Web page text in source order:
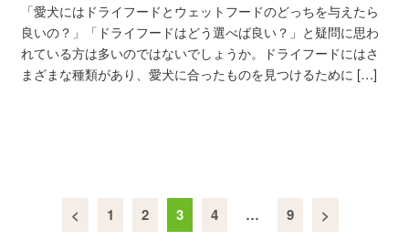
「愛犬にはドライフードとウェットフードのどっちを与えたら
良いの？」「ドライフードはどう選べば良い？」と疑問に思わ
れている方は多いのではないでしょうか。ドライフードにはさ
まざまな種類があり、愛犬に合ったものを見つけるために […]
< 1 2 3 4 … 9 >